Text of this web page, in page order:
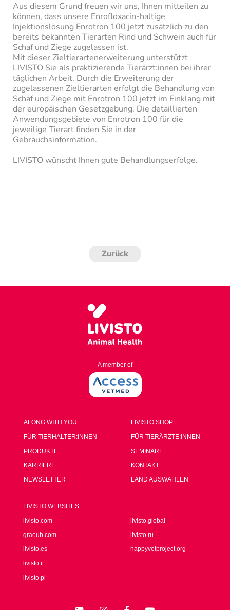
Aus diesem Grund freuen wir uns, Ihnen mitteilen zu
können, dass unsere Enrofloxacin-haltige
Injektionslösung Enrotron 100 jetzt zusätzlich zu den
bereits bekannten Tierarten Rind und Schwein auch für
Schaf und Ziege zugelassen ist.
Mit dieser Zieltierartenerweiterung unterstützt
LIVISTO Sie als praktizierende Tierärzt:innen bei ihrer
täglichen Arbeit. Durch die Erweiterung der
zugelassenen Zieltierarten erfolgt die Behandlung von
Schaf und Ziege mit Enrotron 100 jetzt im Einklang mit
der europäischen Gesetzgebung. Die detaillierten
Anwendungsgebiete von Enrotron 100 für die
jeweilige Tierart finden Sie in der
Gebrauchsinformation.
LIVISTO wünscht Ihnen gute Behandlungserfolge.
Zurück
A member of
ALONG WITH YOU
FÜR TIERHALTER:INNEN
PRODUKTE
KARRIERE
NEWSLETTER
LIVISTO SHOP
FÜR TIERÄRZTE:INNEN
SEMINARE
KONTAKT
LAND AUSWÄHLEN
LIVISTO WEBSITES
livisto.com
graeub.com
livisto.es
livisto.it
livisto.pl
livisto.global
livisto.ru
happyvetproject.org